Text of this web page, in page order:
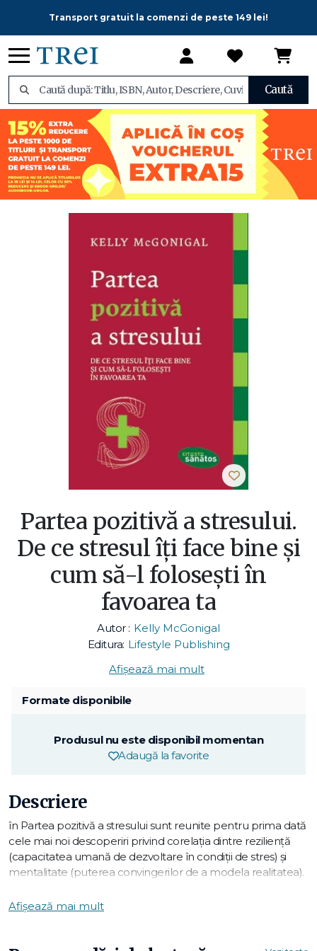
Transport gratuit la comenzi de peste 149 lei!
Caută
Partea pozitivă a stresului.
De ce stresul îţi face bine şi
cum să-l foloseşti în
favoarea ta
Autor : Kelly McGonigal
Editura: Lifestyle Publishing
Afișează mai mult
Formate disponibile
Produsul nu este disponibil momentan
Adaugă la favorite
Descriere
în Partea pozitivă a stresului sunt reunite pentru prima dată
cele mai noi descoperiri privind corelaţia dintre rezilienţă
(capacitatea umană de dezvoltare în condiţii de stres) şi
mentalitate (puterea convingerilor de a modela realitatea).
povestirile şi exerciţiile într-o carte antrenantă şi practică, în
Afișează mai mult